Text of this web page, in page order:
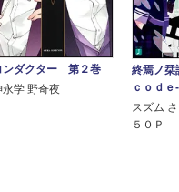
ンダクター 第２巻
永学 野奇夜
終焉ノ栞
ｃｏｄｅ‐
スズム
５０Ｐ